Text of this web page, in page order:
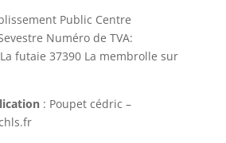
Public Centre
Numéro de TVA:
La futaie 37390 La membrolle sur
: Poupet cédric –